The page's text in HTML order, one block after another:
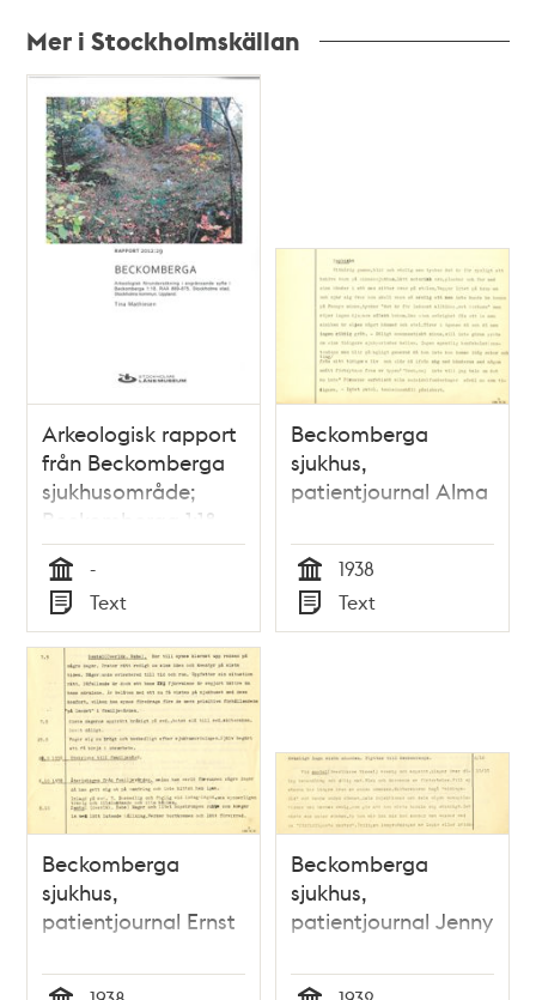
Mer i Stockholmskällan
poster
och
teman
Arkeologisk rapport
från Beckomberga
sjukhusområde;
Beckomberga 1:18
Tid
-
Typ
Text
Beckomberga
sjukhus,
patientjournal Alma
Tid
1938
Typ
Text
Beckomberga
sjukhus,
patientjournal Ernst
Beckomberga
sjukhus,
patientjournal Jenny